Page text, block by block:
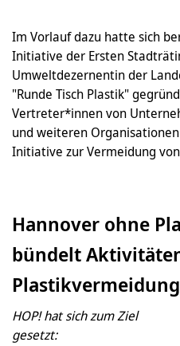
Im Vorlauf dazu hatte sich
Initiative der Ersten
Umweltdezernentin der
"Runde Tisch Plastik"
Vertreter*innen von
und weiteren
Initiative zur Vermeidung
Hannover ohne
bündelt
Plastikvermeidung
HOP! hat sich zum Ziel
gesetzt: